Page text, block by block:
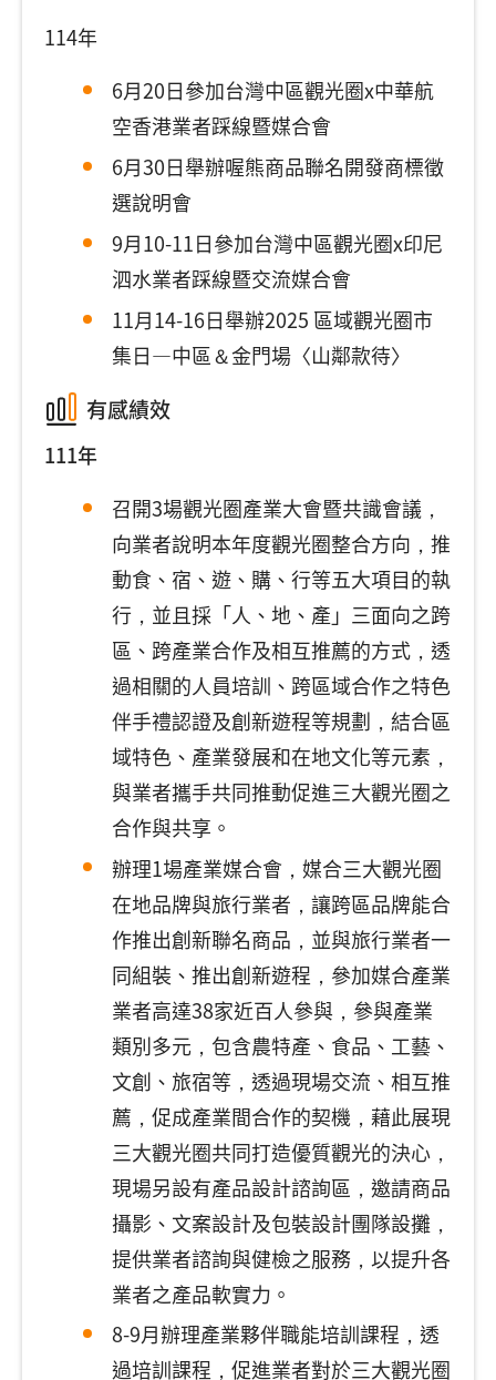
114年
6月20日參加台灣中區觀光圈x中華航
空香港業者踩線暨媒合會
6月30日舉辦喔熊商品聯名開發商標徵
選說明會
9月10-11日參加台灣中區觀光圈x印尼
泗水業者踩線暨交流媒合會
11月14-16日舉辦2025 區域觀光圈市
集日—中區＆金門場〈山鄰款待〉
有感績效
111年
召開3場觀光圈產業大會暨共識會議，
向業者說明本年度觀光圈整合方向，推
動食、宿、遊、購、行等五大項目的執
行，並且採「人、地、產」三面向之跨
區、跨產業合作及相互推薦的方式，透
過相關的人員培訓、跨區域合作之特色
伴手禮認證及創新遊程等規劃，結合區
域特色、產業發展和在地文化等元素，
與業者攜手共同推動促進三大觀光圈之
合作與共享。
辦理1場產業媒合會，媒合三大觀光圈
在地品牌與旅行業者，讓跨區品牌能合
作推出創新聯名商品，並與旅行業者一
同組裝、推出創新遊程，參加媒合產業
業者高達38家近百人參與，參與產業
類別多元，包含農特產、食品、工藝、
文創、旅宿等，透過現場交流、相互推
薦，促成產業間合作的契機，藉此展現
三大觀光圈共同打造優質觀光的決心，
現場另設有產品設計諮詢區，邀請商品
攝影、文案設計及包裝設計團隊設攤，
提供業者諮詢與健檢之服務，以提升各
業者之產品軟實力。
8-9月辦理產業夥伴職能培訓課程，透
過培訓課程，促進業者對於三大觀光圈